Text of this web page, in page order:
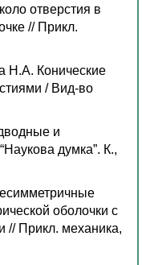
отверстия в
// Прикл.
Н.А. Конические
/ Вид-во
и
думка”. К.,
оболочки с
// Прикл. механика,